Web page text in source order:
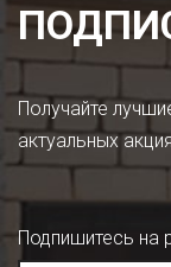
Получайте
актуальных
Подпишитесь на